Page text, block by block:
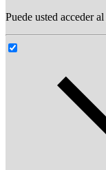
Puede usted acceder al